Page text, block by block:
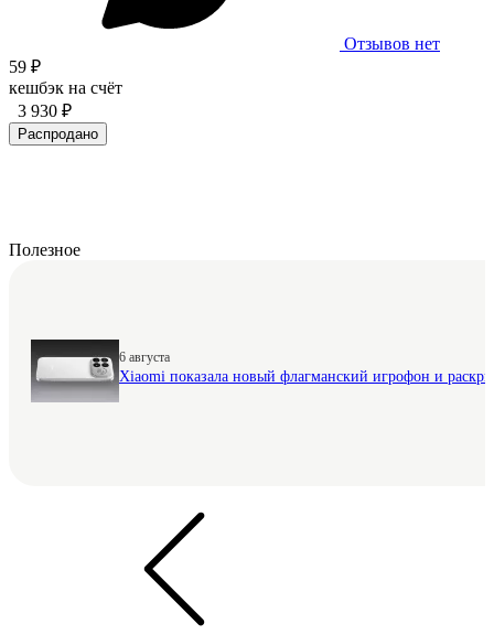
Отзывов нет
59 ₽
кешбэк на счёт
3 930 ₽
Распродано
Полезное
6 августа
Xiaomi показала новый флагманский игрофон и